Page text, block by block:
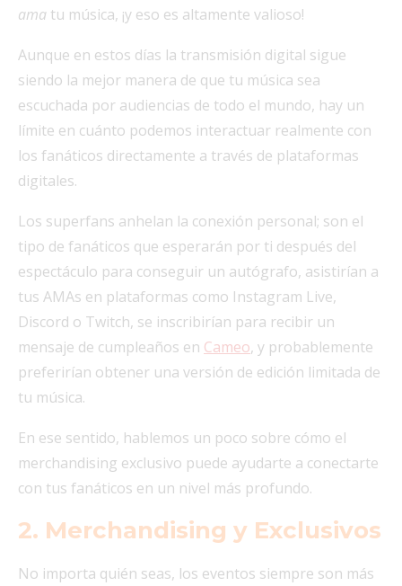
ama tu música, ¡y eso es altamente valioso!
Aunque en estos días la transmisión digital sigue
siendo la mejor manera de que tu música sea
escuchada por audiencias de todo el mundo, hay un
límite en cuánto podemos interactuar realmente con
los fanáticos directamente a través de plataformas
digitales.
Los superfans anhelan la conexión personal; son el
tipo de fanáticos que esperarán por ti después del
espectáculo para conseguir un autógrafo, asistirían a
tus AMAs en plataformas como Instagram Live,
Discord o Twitch, se inscribirían para recibir un
mensaje de cumpleaños en Cameo, y probablemente
preferirían obtener una versión de edición limitada de
tu música.
En ese sentido, hablemos un poco sobre cómo el
merchandising exclusivo puede ayudarte a conectarte
con tus fanáticos en un nivel más profundo.
2. Merchandising y Exclusivos
No importa quién seas, los eventos siempre son más